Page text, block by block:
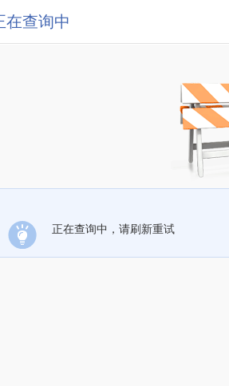
在查询中
正在查询中，请刷新重试